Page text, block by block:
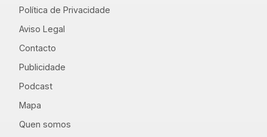
Política de Privacidade
Aviso Legal
Contacto
Publicidade
Podcast
Mapa
Quen somos